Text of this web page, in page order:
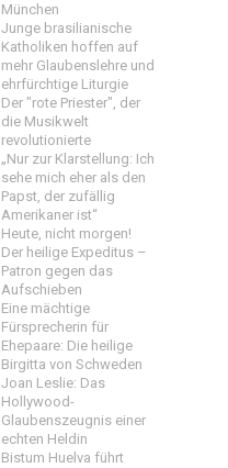
München
Junge brasilianische
Katholiken hoffen auf
mehr Glaubenslehre und
ehrfürchtige Liturgie
Der "rote Priester", der
die Musikwelt
revolutionierte
„Nur zur Klarstellung: Ich
sehe mich eher als den
Papst, der zufällig
Amerikaner ist“
Heute, nicht morgen!
Der heilige Expeditus –
Patron gegen das
Aufschieben
Eine mächtige
Fürsprecherin für
Ehepaare: Die heilige
Birgitta von Schweden
Joan Leslie: Das
Hollywood-
Glaubenszeugnis einer
echten Heldin
Bistum Huelva führt